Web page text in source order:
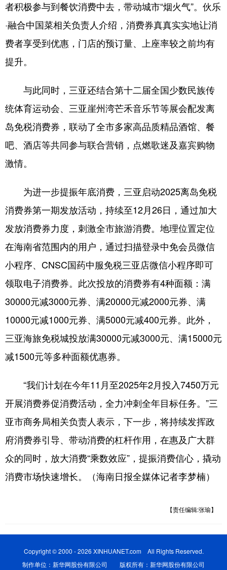
者积极参与到餐饮消费中去，带动城市“烟火气”。伙乐
·融合中国菜相关负责人介绍，消费券真真实实地让消
费者享受到优惠，门店的预订量、上座率较之前均有
提升。
与此同时，三亚还结合第十二届全国少数民族传
统体育运动会、三亚崖州湾芒禾音乐节等展会配发离
岛免税消费券，联动了全市多家高品质精品酒馆、餐
吧、酒店等共同参与联合营销，点燃歌迷及嘉宾购物
激情。
为进一步提振年底消费，三亚启动2025离岛免税
消费券第一期发放活动，持续至12月26日，通过加大
发放消费券力度，刺激全市旅游消费。地理位置定位
在海南省范围内的用户，通过扫描登录中免会员微信
小程序、CNSC国药中服免税三亚店微信小程序即可
领取电子消费券。此次投放的消费券有4种面额：满
30000元减3000元券、满20000元减2000元券、满
10000元减1000元券、满5000元减400元券。此外，
三亚海旅免税城投放满30000元减3000元、满15000元
减1500元等多种面额优惠券。
“我们计划在今年11月至2025年2月投入7450万元
开展消费券促消费活动，全力冲刺全年目标任务。”三
亚市商务局相关负责人表示，下一步，将持续发挥政
府消费券引导、带动消费的杠杆作用，在惠及广大群
众的同时，放大消费“乘数效应”，提振消费信心，撬动
消费市场快速增长。（海南日报全媒体记者李梦楠）
【责任编辑:张瑜】
Copyright © 2000 - 2026 XINHUANET.com All Rights Reserved.
制作单位：新华网股份有限公司 版权所有：新华网股份有限公司